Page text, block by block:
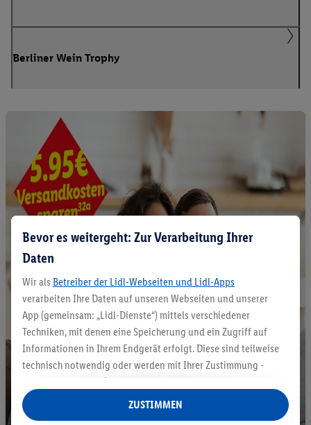
Berliner Wein Trophy
Bevor es weitergeht: Zur Verarbeitung Ihrer
Daten
Wir als Betreiber der Lidl-Webseiten und Lidl-Apps
verarbeiten Ihre Daten auf unseren Webseiten und unserer
App (gemeinsam: „Lidl-Dienste“) mittels verschiedener
Techniken, mit denen eine Speicherung und ein Zugriff auf
Informationen in Ihrem Endgerät erfolgt. Diese sind teilweise
technisch notwendig oder werden mit Ihrer Zustimmung -
auch durch Partner (u.a.
Verantwortliche; im Zusammenhang mit dem IAB TCF
insgesamt
ZUSTIMMEN